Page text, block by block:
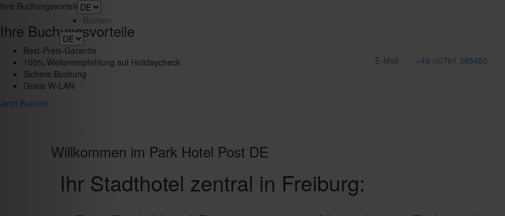
Toggle
navigation
Buchen
E-Mail +49 (0)761 385480
Ihre Buchungsvorteile
Ihre Buchungsvorteile
Best-Preis-Garantie
100% Weiterempfehlung auf Holidaycheck
Sichere Buchung
Gratis W-LAN
Jetzt Buchen
Willkommen im Park Hotel Post DE
Ihr Stadthotel zentral in Freiburg: